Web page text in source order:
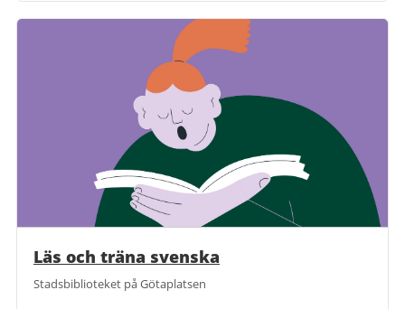
Läs och träna svenska
Stadsbiblioteket på Götaplatsen